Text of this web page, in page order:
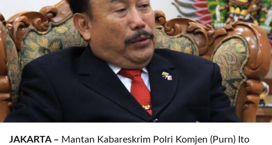
JAKARTA – Mantan Kabareskrim Polri Komjen (Purn) Ito